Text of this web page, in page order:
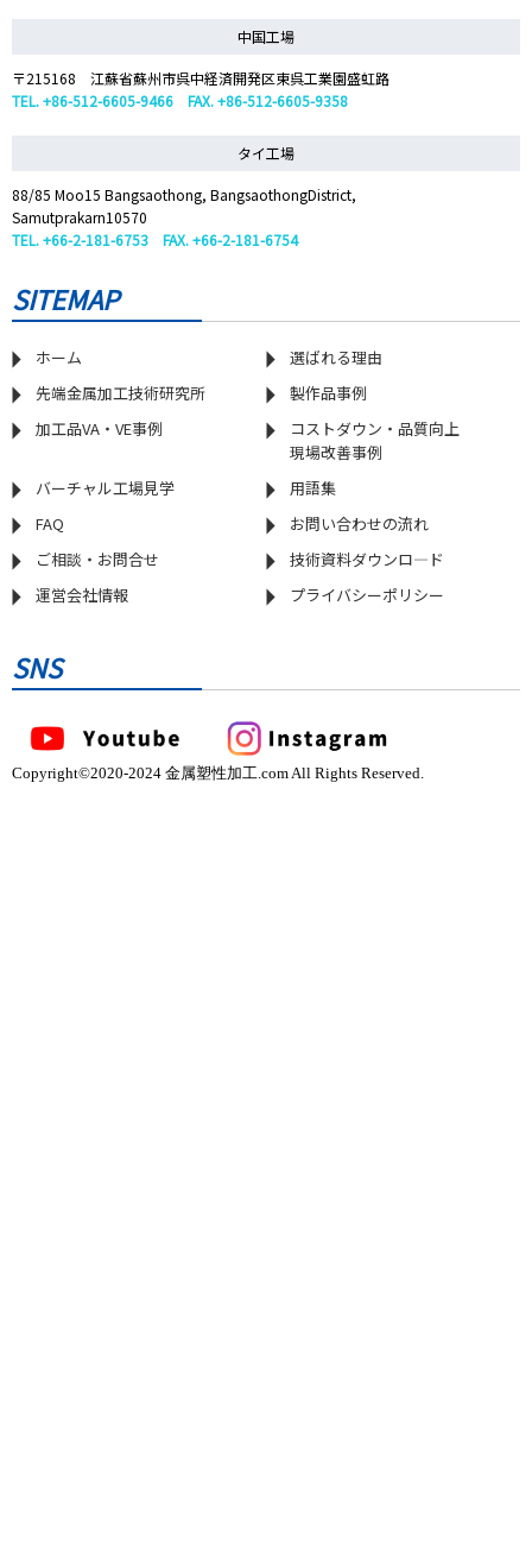
中国工場
〒215168 江蘇省蘇州市呉中経済開発区東呉工業園盛虹路
TEL. +86-512-6605-9466 FAX. +86-512-6605-9358
タイ工場
88/85 Moo15 Bangsaothong, BangsaothongDistrict,
Samutprakarn10570
TEL. +66-2-181-6753 FAX. +66-2-181-6754
SITEMAP
ホーム
選ばれる理由
先端金属加工技術研究所
製作品事例
加工品VA・VE事例
コストダウン・品質向上
現場改善事例
バーチャル工場見学
用語集
FAQ
お問い合わせの流れ
ご相談・お問合せ
技術資料ダウンロ―ド
運営会社情報
プライバシーポリシー
SNS
Copyright©2020-2024 金属塑性加工.com All Rights Reserved.